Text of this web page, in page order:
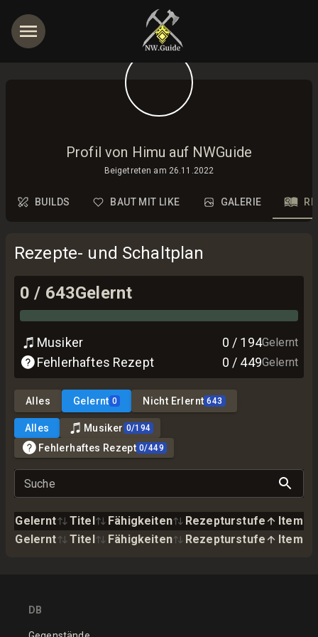
Profil von Himu auf NWGuide
Beigetreten am 26.11.2022
BUILDS BAUT MIT LIKE GALERIE
Rezepte- und Schaltplan
0 / 643Gelernt
Musiker 0 / 194Gelernt
Fehlerhaftes Rezept 0 / 449Gelernt
Alles Gelernt 0 Nicht Erlernt 643
Alles Musiker 0/194
Fehlerhaftes Rezept 0/449
Suche
Gelernt Titel Fähigkeiten Rezepturstufe
Item
Gelernt
Titel Fähigkeiten Rezepturstufe Item
DB